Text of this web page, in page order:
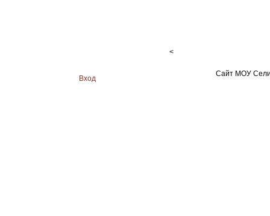
<
Вход
Сайт МОУ